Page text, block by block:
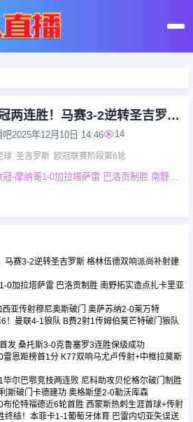
2025年12月10日 欧冠两连胜！马赛3-2逆转圣吉罗斯 格林伍德双响派尚补射建功
吧2025年12月10日 14:46 14
球 圣吉罗斯 欧冠联赛阶段第6轮
2025年12月10日 欧冠-摩纳哥1-0加拉塔萨雷 巴洛贡制胜 南野拓实造点扎卡里亚失点
赛3-2逆转圣吉罗斯 格林伍德双响派尚补射建
0加拉塔萨雷 巴洛贡制胜 南野拓实造点扎卡里亚
亚传射穆尼奥斯破门 奥萨苏纳2-0莱万特
！曼联4-1狼队 B费2射1传姆伯莫芒特破门狼队
发 桑托斯3-0克鲁塞罗3连胜保级成功
恩距榜首1分 K77双响马尤卢传射+中框拉莫斯
尔巴鄂竞技两连败 尼科助攻贝伦格尔破门制胜
斯破门卡德建功 奥格斯堡2-0勒沃库森
伦特福德近6轮首胜 西蒙斯热刺生涯首球+传射
结！本菲卡1-1葡萄牙体育 巴雷内切亚失误送